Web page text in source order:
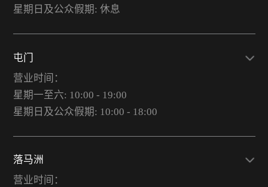
星期日及公众假期: 休息
屯门
营业时间：
星期一至六: 10:00 - 19:00
星期日及公众假期: 10:00 - 18:00
落马洲
营业时间：